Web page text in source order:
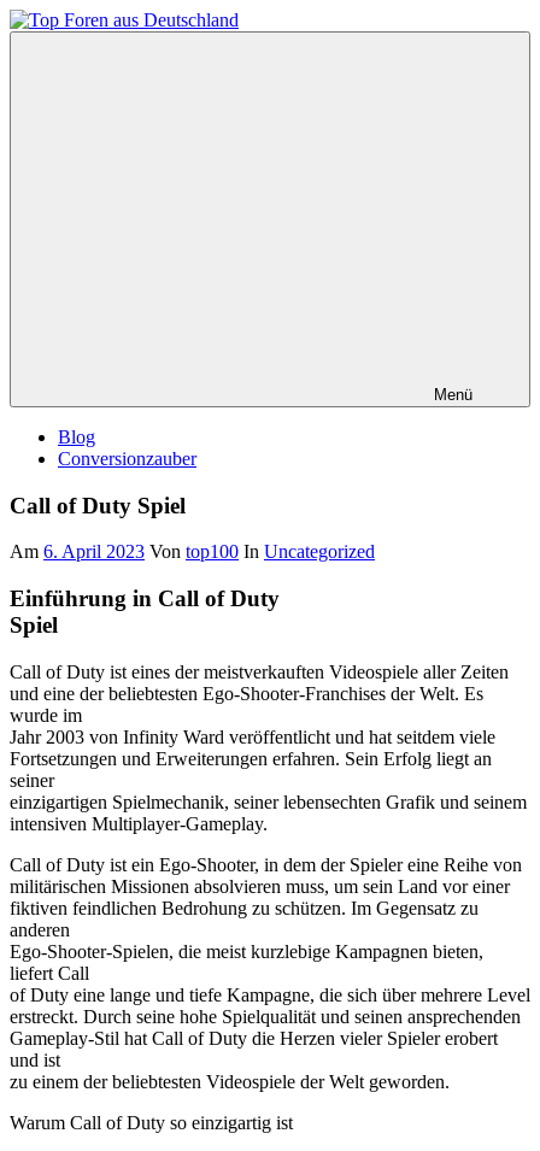
Zum
Inhalt
Menü
Blog
Conversionzauber
Call of Duty Spiel
Am 6. April 2023 Von top100 In Uncategorized
Einführung in Call of Duty
Spiel
Call of Duty ist eines der meistverkauften Videospiele aller Zeiten
und eine der beliebtesten Ego-Shooter-Franchises der Welt. Es
wurde im
Jahr 2003 von Infinity Ward veröffentlicht und hat seitdem viele
Fortsetzungen und Erweiterungen erfahren. Sein Erfolg liegt an
seiner
einzigartigen Spielmechanik, seiner lebensechten Grafik und seinem
intensiven Multiplayer-Gameplay.
Call of Duty ist ein Ego-Shooter, in dem der Spieler eine Reihe von
militärischen Missionen absolvieren muss, um sein Land vor einer
fiktiven feindlichen Bedrohung zu schützen. Im Gegensatz zu
anderen
Ego-Shooter-Spielen, die meist kurzlebige Kampagnen bieten,
liefert Call
of Duty eine lange und tiefe Kampagne, die sich über mehrere Level
erstreckt. Durch seine hohe Spielqualität und seinen ansprechenden
Gameplay-Stil hat Call of Duty die Herzen vieler Spieler erobert
und ist
zu einem der beliebtesten Videospiele der Welt geworden.
Warum Call of Duty so einzigartig ist